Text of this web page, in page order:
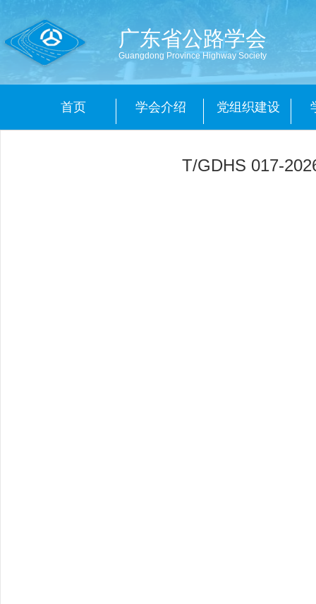
广东省公路学会
Guangdong Province Highway Society
首页 学会介绍 党组织建设
T/GDHS 017-